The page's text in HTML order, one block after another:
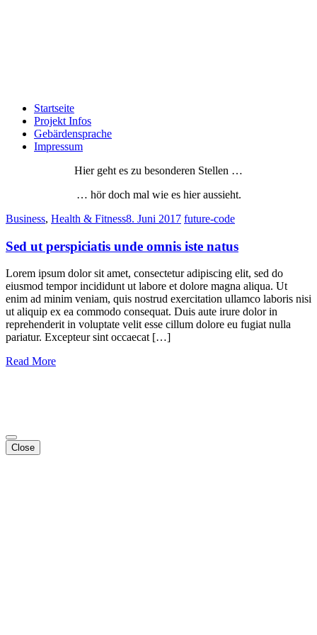
Startseite
Projekt Infos
Gebärdensprache
Impressum
Hier geht es zu besonderen Stellen …
… hör doch mal wie es hier aussieht.
Business, Health & Fitness8. Juni 2017 future-code
Sed ut perspiciatis unde omnis iste natus
Lorem ipsum dolor sit amet, consectetur adipiscing elit, sed do
eiusmod tempor incididunt ut labore et dolore magna aliqua. Ut
enim ad minim veniam, quis nostrud exercitation ullamco laboris nisi
ut aliquip ex ea commodo consequat. Duis aute irure dolor in
reprehenderit in voluptate velit esse cillum dolore eu fugiat nulla
pariatur. Excepteur sint occaecat […]
Read More
Close